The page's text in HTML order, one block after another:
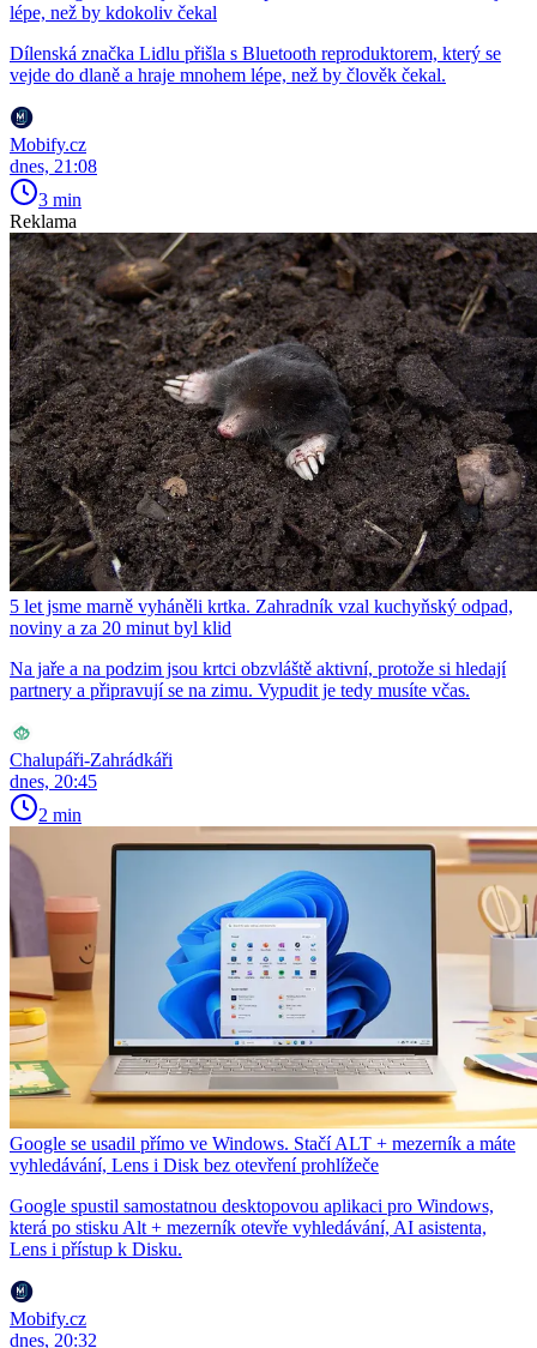
lépe, než by kdokoliv čekal
Dílenská značka Lidlu přišla s Bluetooth reproduktorem, který se
vejde do dlaně a hraje mnohem lépe, než by člověk čekal.
Mobify.cz
dnes, 21:08
3 min
Reklama
5 let jsme marně vyháněli krtka. Zahradník vzal kuchyňský odpad,
noviny a za 20 minut byl klid
Na jaře a na podzim jsou krtci obzvláště aktivní, protože si hledají
partnery a připravují se na zimu. Vypudit je tedy musíte včas.
Chalupáři-Zahrádkáři
dnes, 20:45
2 min
Google se usadil přímo ve Windows. Stačí ALT + mezerník a máte
vyhledávání, Lens i Disk bez otevření prohlížeče
Google spustil samostatnou desktopovou aplikaci pro Windows,
která po stisku Alt + mezerník otevře vyhledávání, AI asistenta,
Lens i přístup k Disku.
Mobify.cz
dnes, 20:32